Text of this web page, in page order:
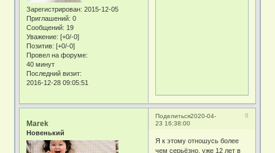
Зарегистрирован: 2015-12-05
Приглашений: 0
Сообщений: 19
Уважение: [+0/-0]
Позитив: [+0/-0]
Провел на форуме:
40 минут
Последний визит:
2016-12-28 09:05:51
Поделиться 8
2020-04-
23 16:38:00
Marek
Новенький
Я к этому отношусь более
чем серьёзно, уже 12 лет в